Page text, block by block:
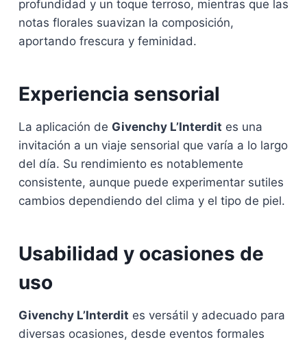
profundidad y un toque terroso, mientras que las
notas florales suavizan la composición,
aportando frescura y feminidad.
Experiencia sensorial
La aplicación de Givenchy L’Interdit es una
invitación a un viaje sensorial que varía a lo largo
del día. Su rendimiento es notablemente
consistente, aunque puede experimentar sutiles
cambios dependiendo del clima y el tipo de piel.
Usabilidad y ocasiones de
uso
Givenchy L’Interdit es versátil y adecuado para
diversas ocasiones, desde eventos formales